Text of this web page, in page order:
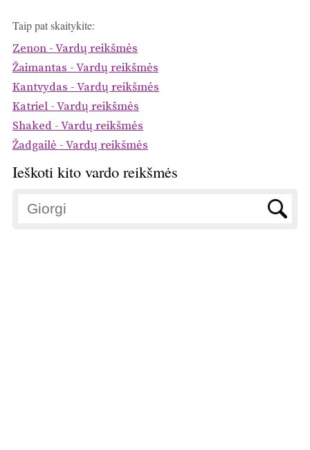
Taip pat skaitykite:
Zenon - Vardų reikšmės
Žaimantas - Vardų reikšmės
Kantvydas - Vardų reikšmės
Katriel - Vardų reikšmės
Shaked - Vardų reikšmės
Žadgailė - Vardų reikšmės
Ieškoti kito vardo reikšmės